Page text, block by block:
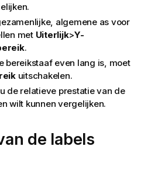
algemene as voor
met Uiterlijk>Y-
.
bereikstaaf even lang is, moet
uitschakelen.
de relatieve prestatie van de
wilt kunnen vergelijken.
de labels